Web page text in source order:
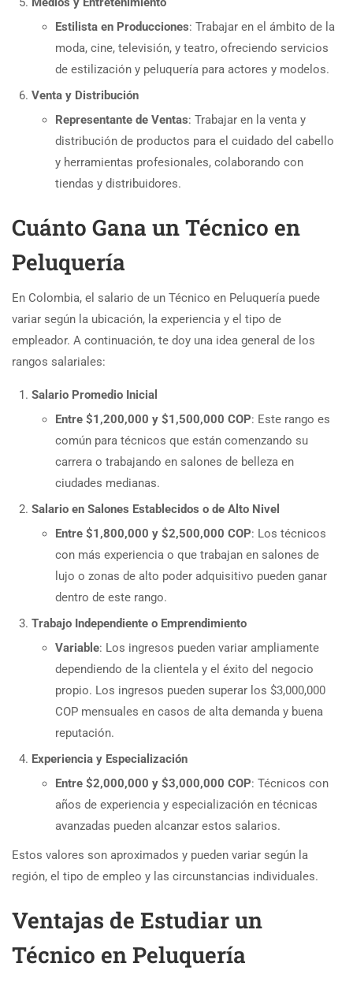
Estilista en Producciones: Trabajar en el ámbito de la
moda, cine, televisión, y teatro, ofreciendo servicios
de estilización y peluquería para actores y modelos.
Venta y Distribución
Representante de Ventas: Trabajar en la venta y
distribución de productos para el cuidado del cabello
y herramientas profesionales, colaborando con
tiendas y distribuidores.
Cuánto Gana un Técnico en
Peluquería
En Colombia, el salario de un Técnico en Peluquería puede
variar según la ubicación, la experiencia y el tipo de
empleador. A continuación, te doy una idea general de los
rangos salariales:
Salario Promedio Inicial
Entre $1,200,000 y $1,500,000 COP: Este rango es
común para técnicos que están comenzando su
carrera o trabajando en salones de belleza en
ciudades medianas.
Salario en Salones Establecidos o de Alto Nivel
Entre $1,800,000 y $2,500,000 COP: Los técnicos
con más experiencia o que trabajan en salones de
lujo o zonas de alto poder adquisitivo pueden ganar
dentro de este rango.
Trabajo Independiente o Emprendimiento
Variable: Los ingresos pueden variar ampliamente
dependiendo de la clientela y el éxito del negocio
propio. Los ingresos pueden superar los $3,000,000
COP mensuales en casos de alta demanda y buena
reputación.
Experiencia y Especialización
Entre $2,000,000 y $3,000,000 COP: Técnicos con
años de experiencia y especialización en técnicas
avanzadas pueden alcanzar estos salarios.
Estos valores son aproximados y pueden variar según la
región, el tipo de empleo y las circunstancias individuales.
Ventajas de Estudiar un
Técnico en Peluquería